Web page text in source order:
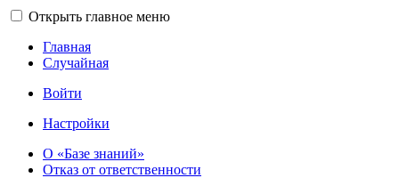
Открыть главное меню
Главная
Случайная
Войти
Настройки
О «Базе знаний»
Отказ от ответственности